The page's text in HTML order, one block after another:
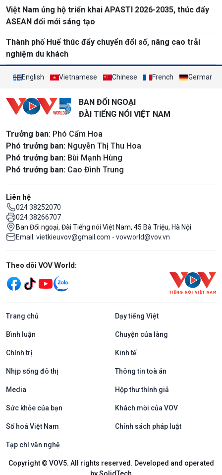
Việt Nam ủng hộ triển khai APASTI 2026-2035, thúc đẩy
ASEAN đổi mới sáng tạo
Thành phố Huế thúc đẩy chuyển đổi số, nâng cao trải
nghiệm du khách
English Vietnamese Chinese French German
BAN ĐỐI NGOẠI
ĐÀI TIẾNG NÓI VIỆT NAM
Trưởng ban: Phó Cẩm Hoa
Phó trưởng ban: Nguyễn Thị Thu Hoa
Phó trưởng ban: Bùi Mạnh Hùng
Phó trưởng ban: Cao Đình Trung
Liên hệ
024 38252070
024 38266707
Ban Đối ngoại, Đài Tiếng nói Việt Nam, 45 Bà Triệu, Hà Nội
Email: vietkieuvov@gmail.com - vovworld@vov.vn
Mạng xã hội
Theo dõi VOV World:
Trang chủ Dạy tiếng Việt
Bình luận Chuyện của làng
Chính trị Kinh tế
Nhịp sống đô thị Thông tin toà án
Media Hộp thư thính giả
Sức khỏe của bạn Khách mời của VOV
Số hoá Việt Nam Chính sách pháp luật
Tạp chí văn nghệ
Copyright © VOV5. All rights reserved. Developed and operated